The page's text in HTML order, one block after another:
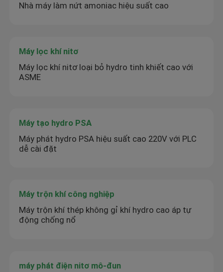
Nhà máy làm nứt amoniac hiệu suất cao
Máy lọc khí nitơ
Máy lọc khí nitơ loại bỏ hydro tinh khiết cao với
ASME
Máy tạo hydro PSA
Máy phát hydro PSA hiệu suất cao 220V với PLC
dễ cài đặt
Máy trộn khí công nghiệp
Máy trộn khí thép không gỉ khí hydro cao áp tự
động chống nổ
máy phát điện nitơ mô-đun